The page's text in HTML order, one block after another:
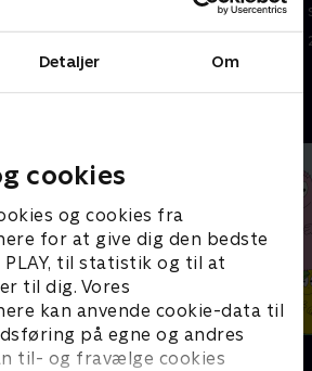
Detaljer Om
cookies
og cookies fra
for at give dig den bedste
PLAY, til statistik og til at
til dig. Vores
kan anvende cookie-data til
på egne og andres
til- og fravælge cookiesBarbapapa